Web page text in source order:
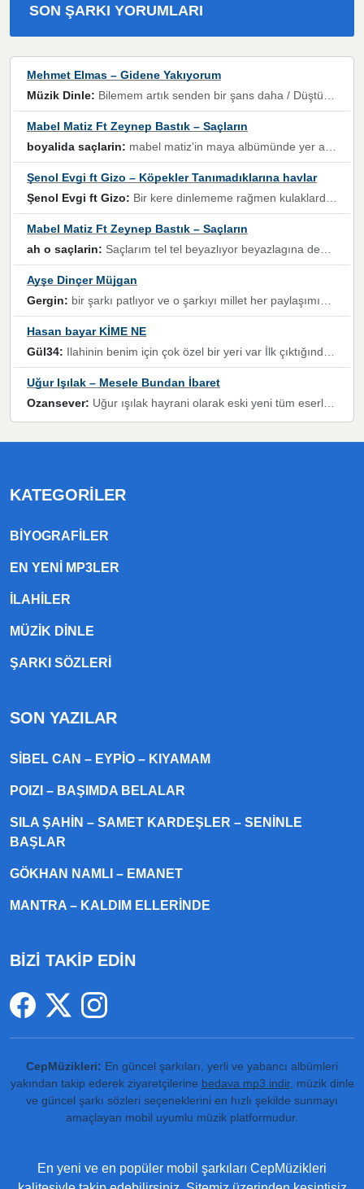
SON ŞARKI YORUMLARI
Mehmet Elmas – Gidene Yakıyorum
Müzik Dinle: Bilemem artık senden bir şans daha / Düştüğün zaman ben olmayacağım yanında” dizeleri, artık geçmişin tekrarına izin verilmeyeceğini, kişisel sınırların çizildiğini gösteriyor.
Mabel Matiz Ft Zeynep Bastık – Saçların
boyalida saçlarin: mabel matiz'in maya albümünde yer alan güzellerden. parça da şarkı hani! müzikal altyapısına vurulduğum, sözlerinde kaybolduğum bir parça olmuş.
Şenol Evgi ft Gizo – Köpekler Tanımadıklarına havlar
Şenol Evgi ft Gizo: Bir kere dinlememe rağmen kulaklardan gitmiyor sen sen sen sen kurban ol sen sen sen sen hayran ol yükses ses müzik dinleme sebebisiniz canlar bomba gibi patladınız maşallah
Mabel Matiz Ft Zeynep Bastık – Saçların
ah o saçlarin: Saçlarım tel tel beyazlıyor beyazlagına degil yanımda sen yoksun ona üzülüyorum günler bir bir geçiyor geçen günlere değil sensiz geçen günlere darılıyorum,Dinledikce asla kavusamayacagim ama asla unutamicagim sevdiğim adam için yanar içim
Ayşe Dinçer Müjgan
Gergin: bir şarkı patlıyor ve o şarkıyı millet her paylaşımın altına koyuyor ve öyle bir durum hal alıyor ki şarkıyı dinlemeden şarkıdan bikıyorsun Ama bu enteresan bir şekilde dillere dolanıyor millet olarak seviyoruz dertlerle boğuşurken bir yandan da göbek atmayi))) diyeceklerim bu kadar güzel hoş bir sayfa emeğinize sağlık arkadaşlar kolay gelsin
Hasan bayar KİME NE
Gül34: Ilahinin benim için çok özel bir yeri var İlk çıktığında komşum ne kadar yüksek sesle dinliyorsa orada duymuştum ve YouTube'dan aratıp Bu ilahiyi bulmuştum ve sonra müdavimi oldum günlük Ben de 3-5 kere dinleyip ezberleyip artık ilahiye bende eşlik ediyorum yüksek sesle Allah razı olsun hizmet nimettir Rabbim sizin zahmetlerinize de hayırlı nimetler versin Selam ve dua ile Allah'a emanet olun
Uğur Işılak – Mesele Bundan İbaret
Ozansever: Uğur ışılak hayrani olarak eski yeni tüm eserlerini keyifle huzurla dinleyenlerden birisiyim, emeğine saygı duyan gönül veren bunu en güzel şekilde sevenlerine ulaştıran siz değerli sayfa yöneticilerine de teşekkür ederim
KATEGORILER
BIYOGRAFILER
EN YENI MP3LER
ILAHILER
MÜZIK DINLE
ŞARKI SÖZLERI
SON YAZILAR
SIBEL CAN – EYPIO – KIYAMAM
POIZI – BAŞIMDA BELALAR
SILA ŞAHIN – SAMET KARDEŞLER – SENINLE
BAŞLAR
GÖKHAN NAMLI – EMANET
MANTRA – KALDIM ELLERINDE
BİZİ TAKİP EDİN
CepMüzikleri: En güncel şarkıları, yerli ve yabancı albümleri
yakından takip ederek ziyaretçilerine bedava mp3 indir, müzik dinle
ve güncel şarkı sözleri seçeneklerini en hızlı şekilde sunmayı
amaçlayan mobil uyumlu müzik platformudur.
En yeni ve en popüler mobil şarkıları CepMüzikleri